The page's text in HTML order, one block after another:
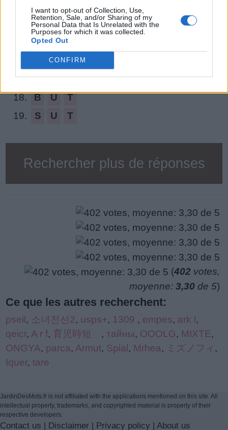
I want to opt-out of Collection, Use,
Retention, Sale, and/or Sharing of my
Personal Data that Is Unrelated with the
Purposes for which it was collected.
Opted Out
CONFIRM
T A
S
U S
A
U
S
17. T U
A
18.
B U
T
19.
S U T
Rechercher plus de réponses
(402 votes,
moyenne: 3,30 de 5)
Ce que les autres recherchent:
pseil, 소녀전선2, usps+, 1309 , empes, ark l,
qeicr, A r f, 育児時短 , тайны, OOOLG, MIXTE,
ONGYA, parca, Armut, Spial, Mrhea, ミズノフィ ,
Iquer, tare
JardinDesMots.fr is not affiliated with the applications mentioned on this site. All
intellectual property, trademarks, and copyrighted material is property of their
respective developers.
Contact us | Disclaimer | Privacy policy | About us